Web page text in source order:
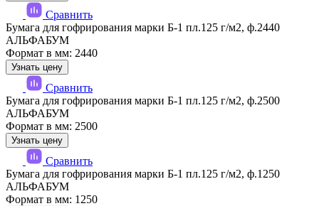
Сравнить
Бумага для гофрирования марки Б-1 пл.125 г/м2, ф.2440
АЛЬФАБУМ
Формат в мм: 2440
Узнать цену
Сравнить
Бумага для гофрирования марки Б-1 пл.125 г/м2, ф.2500
АЛЬФАБУМ
Формат в мм: 2500
Узнать цену
Сравнить
Бумага для гофрирования марки Б-1 пл.125 г/м2, ф.1250
АЛЬФАБУМ
Формат в мм: 1250